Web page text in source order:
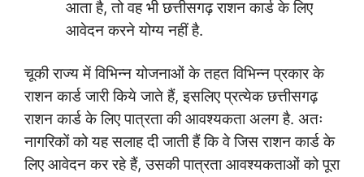
आता है, तो वह भी छत्तीसगढ़ राशन कार्ड के लिए
आवेदन करने योग्य नहीं है.
चूकी राज्य में विभिन्न योजनाओं के तहत विभिन्न प्रकार के
राशन कार्ड जारी किये जाते हैं, इसलिए प्रत्येक छत्तीसगढ़
राशन कार्ड के लिए पात्रता की आवश्यकता अलग है. अतः
नागरिकों को यह सलाह दी जाती हैं कि वे जिस राशन कार्ड के
लिए आवेदन कर रहे हैं, उसकी पात्रता आवश्यकताओं को पूरा